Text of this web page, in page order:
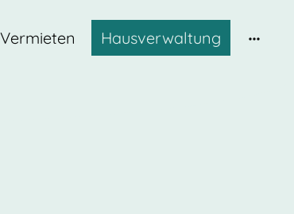
Vermieten Hausverwaltung